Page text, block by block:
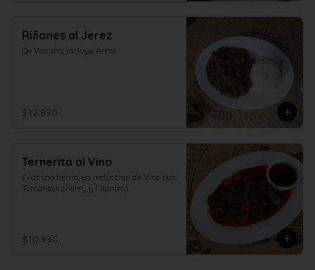
Riñones al Jerez
De Vacuno, incluye Arroz
$12.890
Ternerita al Vino
(Vacuno tierno, en reducción de Vino con
Tomatitos cherry y Cilantro)
$10.990